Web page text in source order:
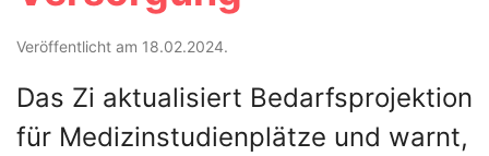
Veröffentlicht am 18.02.2024.
Das Zi aktualisiert Bedarfsprojektion
für Medizinstudienplätze und warnt,